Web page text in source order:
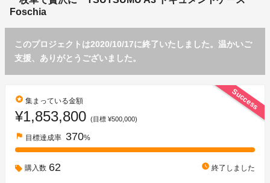
Foschia
このプロジェクトは2020/10/17に終了いたしました。温かいご
支援、ありがとうございました。
Success
stars 集まっている金額
¥1,853,800 (目標 ¥500,000)
flag 目標達成率 370%
購入数 62 watch_later 終了しました